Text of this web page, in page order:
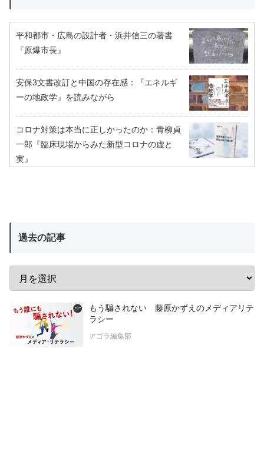
平和都市・広島の設計者・浜井信三の著書
『原爆市長』
安保3文書改訂と中国の存在感：『エネルギ
ーの地政学』を読みながら
コロナ対策は本当に正しかったのか：青柳貞
一郎『臨床現場からみた新型コロナの虚と
実』
過去の記事
もう騙されない 藤原かずえのメディアリテ
ラシー
アゴラ編集部